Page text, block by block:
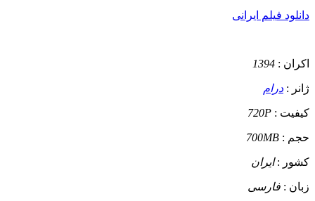
دانلود فیلم ایرانی
اکران : 1394
ژانر : درام
کیفیت : 720P
حجم : 700MB
کشور :ایران
زبان : فارسی